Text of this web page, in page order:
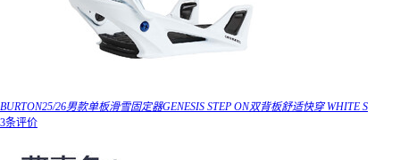
BURTON25/26男款单板滑雪固定器GENESIS STEP ON双背板舒适快穿 WHITE S
3条评价